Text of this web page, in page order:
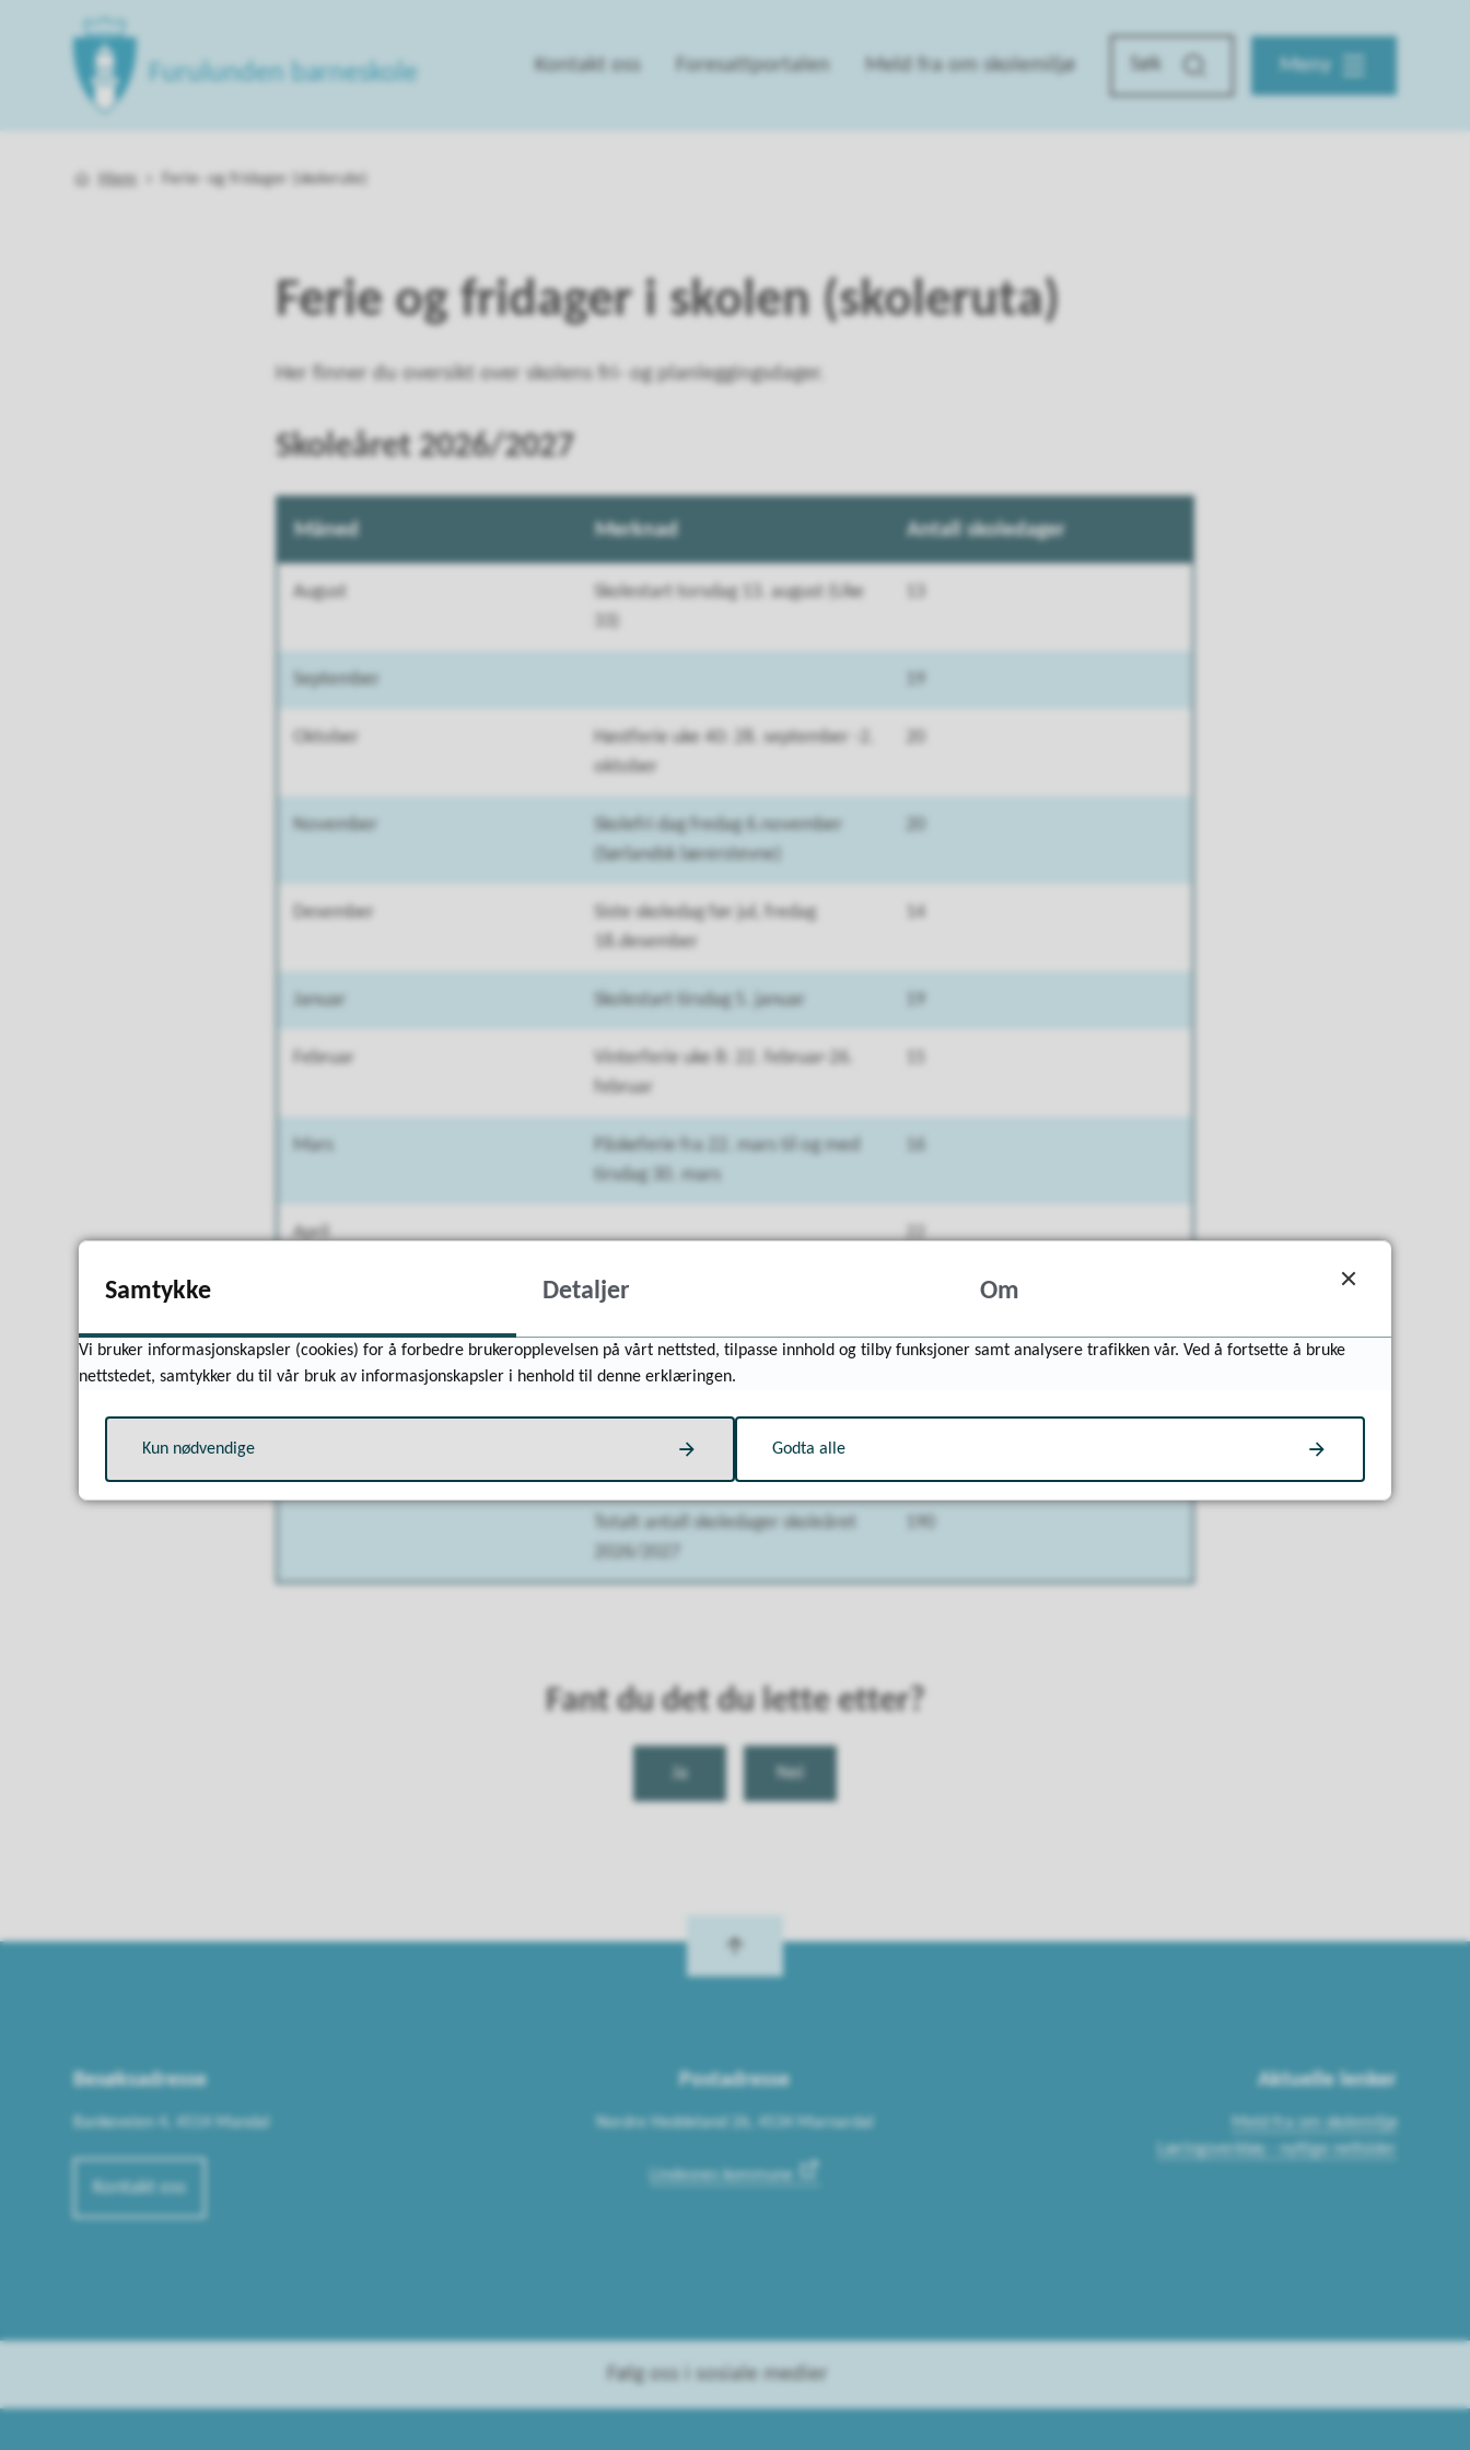
Kontakt oss Foresattportalen Meld fra om skolemiljø Meny
Du er her:
Hjem Ferie- og fridager (skolerute)
Ferie og fridager i skolen (skoleruta)
Her finner du oversikt over skolens fri- og planleggingsdager.
Skoleåret 2026/2027
Måned Merknad Antall skoledager
August
Skolestart torsdag 13. august (Uke
September 19
Oktober
Høstferie uke 40: 28. september -2.
oktober
November
Skolefri dag fredag 6.november
(Sørlandsk lærerstevne)
Desember
Siste skoledag før jul, fredag
18.desember
14
Januar Skolestart tirsdag 5. januar 19
Februar
Vinterferie uke 8: 22. februar-26.
februar
Mars
Påskeferie fra 22. mars til og med
tirsdag 30. mars
April 22
Fri 6. mai (Kristihimmelfartsdag)
Fri 7.mai (Inneklemt fredag)
Totalt antall skoledager skoleåret
190
Fant du det du lette etter?
Ja Nei
Besøksadresse
Bankeveien 4, 4514 Mandal
Kontakt oss
Postadresse
Nordre Heddeland 26, 4534 Marnardal
Lindesnes kommune
Aktuelle lenker
Meld fra om skolemiljø
Læringsverktøy - nyttige nettsider
Følg oss i sosiale medier
Samtykke Detaljer Om
Vi bruker informasjonskapsler (cookies) for å forbedre brukeropplevelsen på vårt nettsted, tilpasse innhold og tilby funksjoner samt analysere trafikken vår. Ved å fortsette å bruke
nettstedet, samtykker du til vår bruk av informasjonskapsler i henhold til denne erklæringen.
Kun nødvendige Godta alle